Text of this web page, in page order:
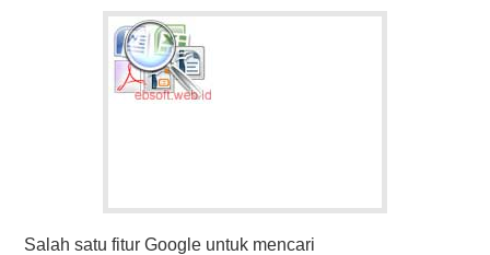
HASIL PENCARIAN
Salah satu fitur Google untuk mencari